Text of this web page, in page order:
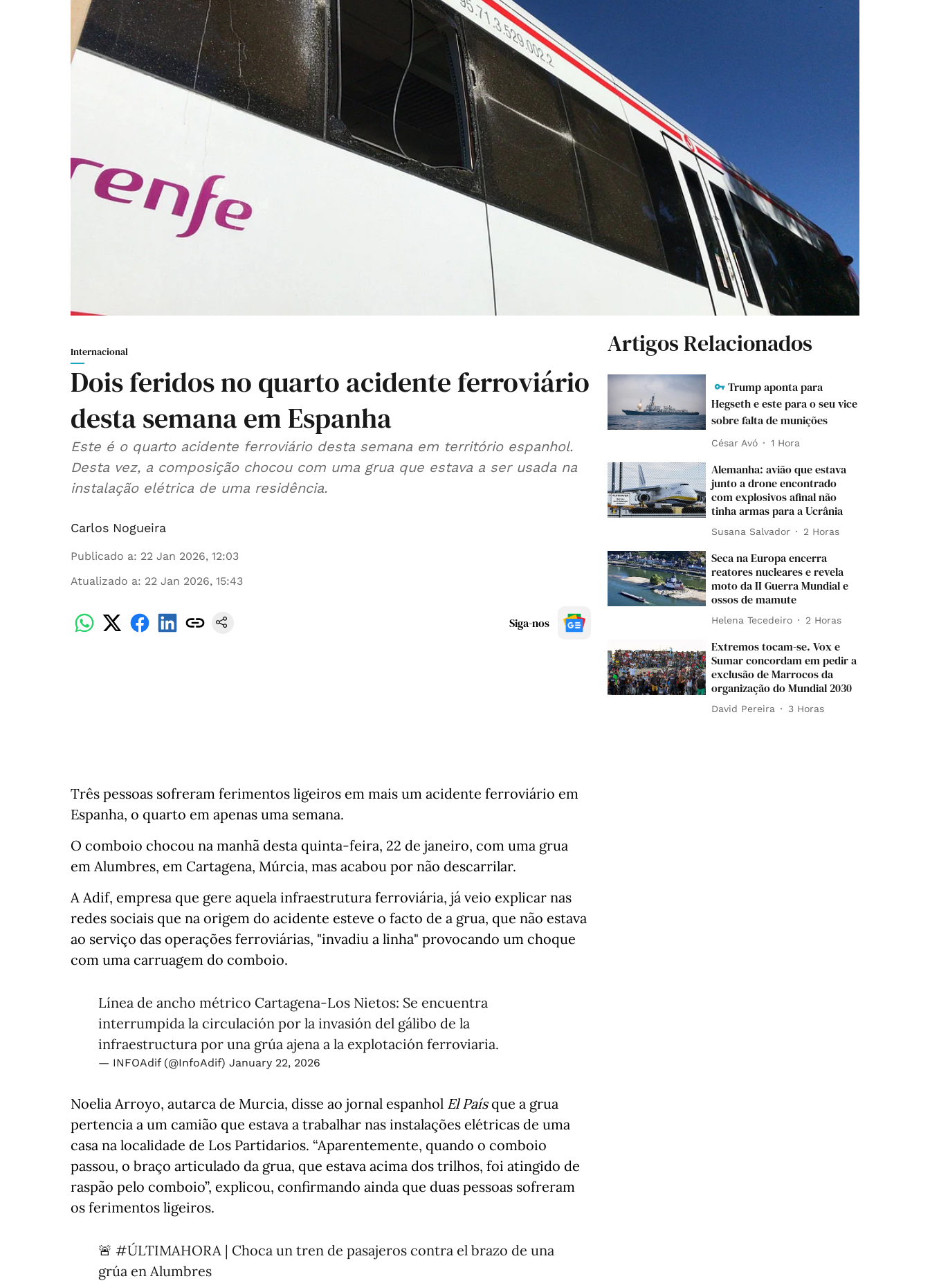
Internacional
Dois feridos no quarto acidente ferroviário
desta semana em Espanha
Este é o quarto acidente ferroviário desta semana em território espanhol.
Desta vez, a composição chocou com uma grua que estava a ser usada na
instalação elétrica de uma residência.
Carlos Nogueira
Publicado a: 22 Jan 2026, 12:03
Atualizado a: 22 Jan 2026, 15:43
Siga-nos
Três pessoas sofreram ferimentos ligeiros em mais um acidente ferroviário em
Espanha, o quarto em apenas uma semana.
O comboio chocou na manhã desta quinta-feira, 22 de janeiro, com uma grua
em Alumbres, em Cartagena, Múrcia, mas acabou por não descarrilar.
A Adif, empresa que gere aquela infraestrutura ferroviária, já veio explicar nas
redes sociais que na origem do acidente esteve o facto de a grua, que não estava
ao serviço das operações ferroviárias, "invadiu a linha" provocando um choque
com uma carruagem do comboio.
Línea de ancho métrico Cartagena-Los Nietos: Se encuentra
interrumpida la circulación por la invasión del gálibo de la
infraestructura por una grúa ajena a la explotación ferroviaria.
— INFOAdif (@InfoAdif) January 22, 2026
Noelia Arroyo, autarca de Murcia, disse ao jornal espanhol El Paísque a grua
pertencia a um camião que estava a trabalhar nas instalações elétricas de uma
casa na localidade de Los Partidarios. “Aparentemente, quando o comboio
passou, o braço articulado da grua, que estava acima dos trilhos, foi atingido de
raspão pelo comboio”, explicou, confirmando ainda que duas pessoas sofreram
os ferimentos ligeiros.
🚨 #ÚLTIMAHORA | Choca un tren de pasajeros contra el brazo de una
grúa en Alumbres
Artigos Relacionados
Trump aponta para
Hegseth e este para o seu vice
sobre falta de munições
César Avó 1 Hora
Alemanha: avião que estava
junto a drone encontrado
com explosivos afinal não
tinha armas para a Ucrânia
Susana Salvador 2 Horas
Seca na Europa encerra
reatores nucleares e revela
moto da II Guerra Mundial e
ossos de mamute
Helena Tecedeiro 2 Horas
Extremos tocam-se. Vox e
Sumar concordam em pedir a
exclusão de Marrocos da
organização do Mundial 2030
David Pereira 3 Horas